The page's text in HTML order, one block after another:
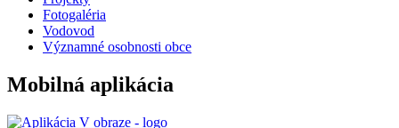
Fotogaléria
Vodovod
Významné osobnosti obce
Mobilná aplikácia